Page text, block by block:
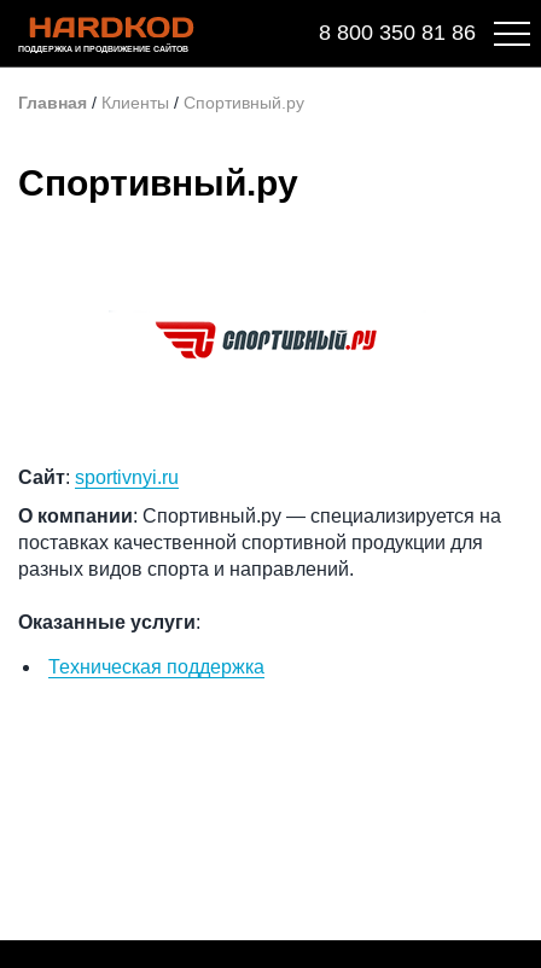
ПОДДЕРЖКА И ПРОДВИЖЕНИЕ САЙТОВ
8 800 350 81 86
Главная / Клиенты / Спортивный.ру
Спортивный.ру
Сайт: sportivnyi.ru
О компании: Спортивный.ру — специализируется на
поставках качественной спортивной продукции для
разных видов спорта и направлений.
Оказанные услуги:
Техническая поддержка